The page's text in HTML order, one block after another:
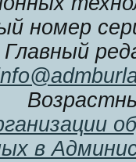
номер
Главный
в